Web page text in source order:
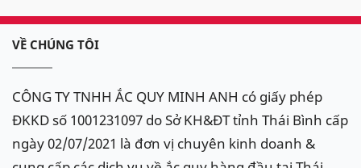
VỀ CHÚNG TÔI
CÔNG TY TNHH ẮC QUY MINH ANH có giấy phép
ĐKKD số 1001231097 do Sở KH&ĐT tỉnh Thái Bình cấp
ngày 02/07/2021 là đơn vị chuyên kinh doanh &